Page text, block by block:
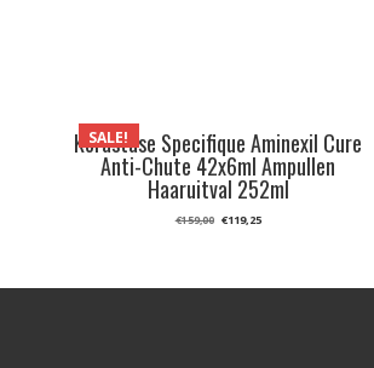
SALE!
Kérastase Specifique Aminexil Cure
Anti-Chute 42x6ml Ampullen
Haaruitval 252ml
€159,00 Oorspronkelijke
prijs
€119,25Huidige